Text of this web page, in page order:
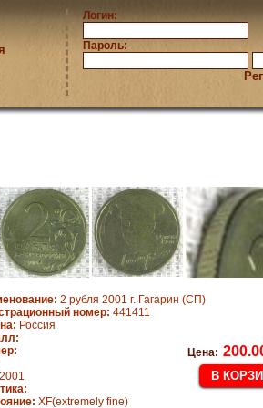
Логин:
Пароль:
2 рубля 2001 г. Гагарин (СП)
номер: 441411
Россия
2001
XF(extremely fine)
Цена: